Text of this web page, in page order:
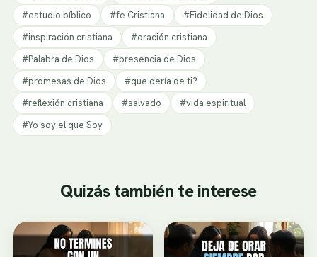
#estudio bíblico
#fe Cristiana
#Fidelidad de Dios
#inspiración cristiana
#oración cristiana
#Palabra de Dios
#presencia de Dios
#promesas de Dios
#que dería de ti?
#reflexión cristiana
#salvado
#vida espiritual
#Yo soy el que Soy
Quizás también te interese